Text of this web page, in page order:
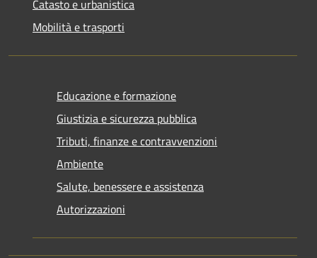
Catasto e urbanistica
Mobilità e trasporti
Educazione e formazione
Giustizia e sicurezza pubblica
Tributi, finanze e contravvenzioni
Ambiente
Salute, benessere e assistenza
Autorizzazioni